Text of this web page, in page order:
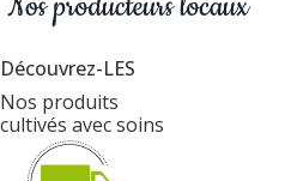
Découvrez-LES
Nos produits
cultivés avec soins